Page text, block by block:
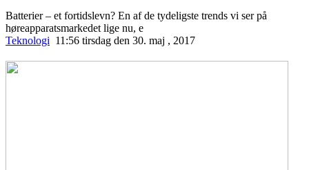
Batterier – et fortidslevn? En af de tydeligste trends vi ser på
høreapparatsmarkedet lige nu, e
Teknologi 11:56 tirsdag den 30. maj , 2017